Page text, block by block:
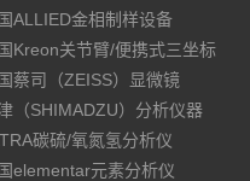
ALLIED金相制样设备
Kreon关节臂/便携式三坐标
蔡司（ZEISS）显微镜
（SHIMADZU）分析仪器
碳硫/氧氮氢分析仪
elementar元素分析仪